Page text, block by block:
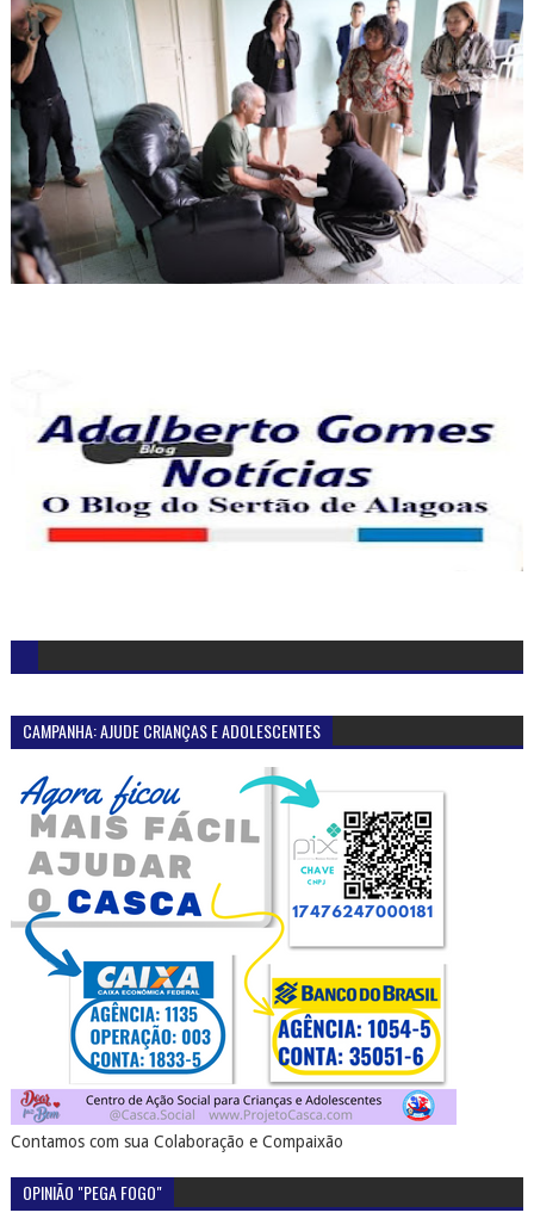
CAMPANHA: AJUDE CRIANÇAS E ADOLESCENTES
Contamos com sua Colaboração e Compaixão
OPINIÃO "PEGA FOGO"